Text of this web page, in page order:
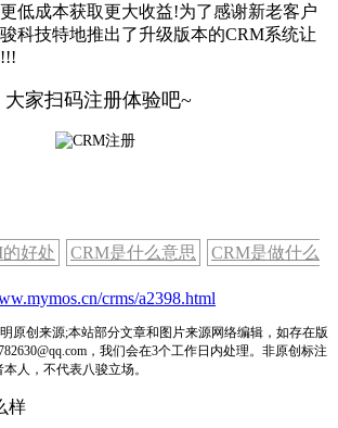
低成本获取更大收益!为了感谢新老客户
科技特地推出了升级版本的CRM系统让
大家扫码注册体验吧~
好处 CRM是什么意思
CRM是做什么
crms/a2398.html
原创来源;本站部分文章和图片来源网络编辑，如存在版
，我们会在3个工作日内处理。非原创标注
人，不代表八骏立场。